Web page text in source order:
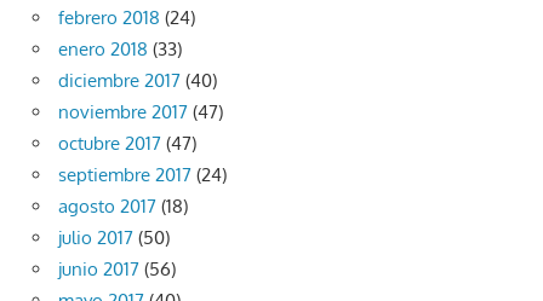
febrero 2018 (24)
enero 2018 (33)
diciembre 2017 (40)
noviembre 2017 (47)
octubre 2017 (47)
septiembre 2017 (24)
agosto 2017 (18)
julio 2017 (50)
junio 2017 (56)